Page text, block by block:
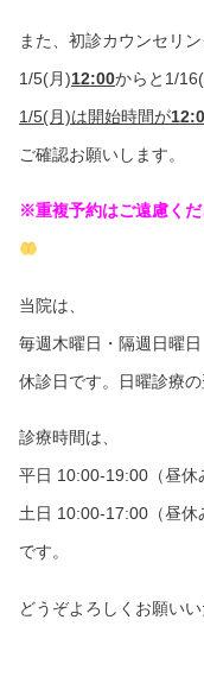
また、初診カウンセリ
1/5(月)12:00からと1/
1/5(月)は開始時間が
ご確認お願いします。
※重複予約はご遠慮く
当院は、
毎週木曜日・隔週日曜
休診日です。日曜診療の
診療時間は、
平日 10:00-19:00（昼休
土日 10:00-17:00（昼休
です。
どうぞよろしくお願い